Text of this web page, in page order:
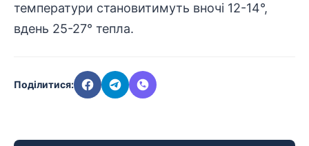
температури становитимуть вночі 12-14°,
вдень 25-27° тепла.
Поділитися: